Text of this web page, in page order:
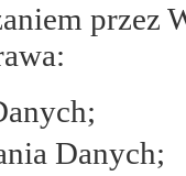
przez
Danych;